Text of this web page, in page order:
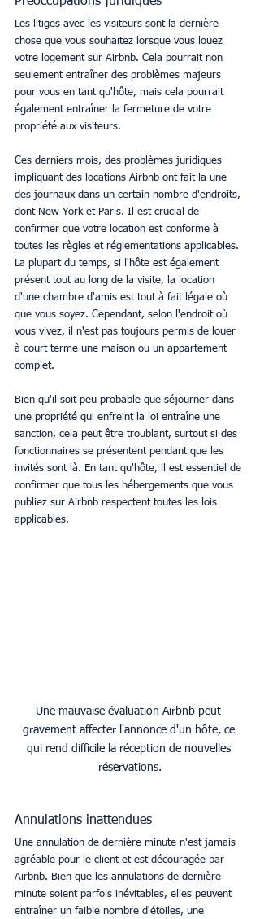
Les litiges avec les visiteurs sont la dernière
chose que vous souhaitez lorsque vous louez
votre logement sur Airbnb. Cela pourrait non
seulement entraîner des problèmes majeurs
pour vous en tant qu'hôte, mais cela pourrait
également entraîner la fermeture de votre
propriété aux visiteurs.
Ces derniers mois, des problèmes juridiques
impliquant des locations Airbnb ont fait la une
des journaux dans un certain nombre d'endroits,
dont New York et Paris. Il est crucial de
confirmer que votre location est conforme à
toutes les règles et réglementations applicables.
La plupart du temps, si l'hôte est également
présent tout au long de la visite, la location
d'une chambre d'amis est tout à fait légale où
que vous soyez. Cependant, selon l'endroit où
vous vivez, il n'est pas toujours permis de louer
à court terme une maison ou un appartement
complet.
Bien qu'il soit peu probable que séjourner dans
une propriété qui enfreint la loi entraîne une
sanction, cela peut être troublant, surtout si des
fonctionnaires se présentent pendant que les
invités sont là. En tant qu'hôte, il est essentiel de
confirmer que tous les hébergements que vous
publiez sur Airbnb respectent toutes les lois
applicables.
Une mauvaise évaluation Airbnb peut
gravement affecter l'annonce d'un hôte, ce
qui rend difficile la réception de nouvelles
réservations.
Annulations inattendues
Une annulation de dernière minute n'est jamais
agréable pour le client et est découragée par
Airbnb. Bien que les annulations de dernière
minute soient parfois inévitables, elles peuvent
entraîner un faible nombre d'étoiles, une